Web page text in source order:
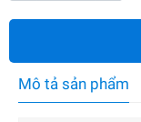
Mô tả sản phẩm